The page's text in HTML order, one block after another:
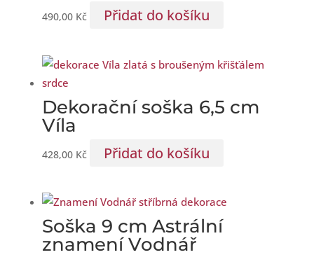
490,00 Kč Přidat do košíku
Dekorační soška 6,5 cm
Víla
428,00 Kč Přidat do košíku
Soška 9 cm Astrální
znamení Vodnář